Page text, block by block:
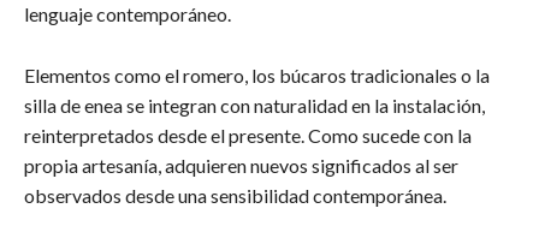
lenguaje contemporáneo.
Elementos como el romero, los búcaros tradicionales o la
silla de enea se integran con naturalidad en la instalación,
reinterpretados desde el presente. Como sucede con la
propia artesanía, adquieren nuevos significados al ser
observados desde una sensibilidad contemporánea.